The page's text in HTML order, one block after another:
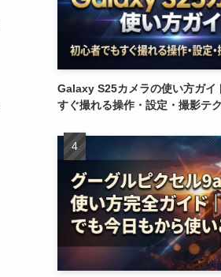
Galaxy S25カメラの使い方ガイ
すぐ撮れる操作・設定・撮影テ